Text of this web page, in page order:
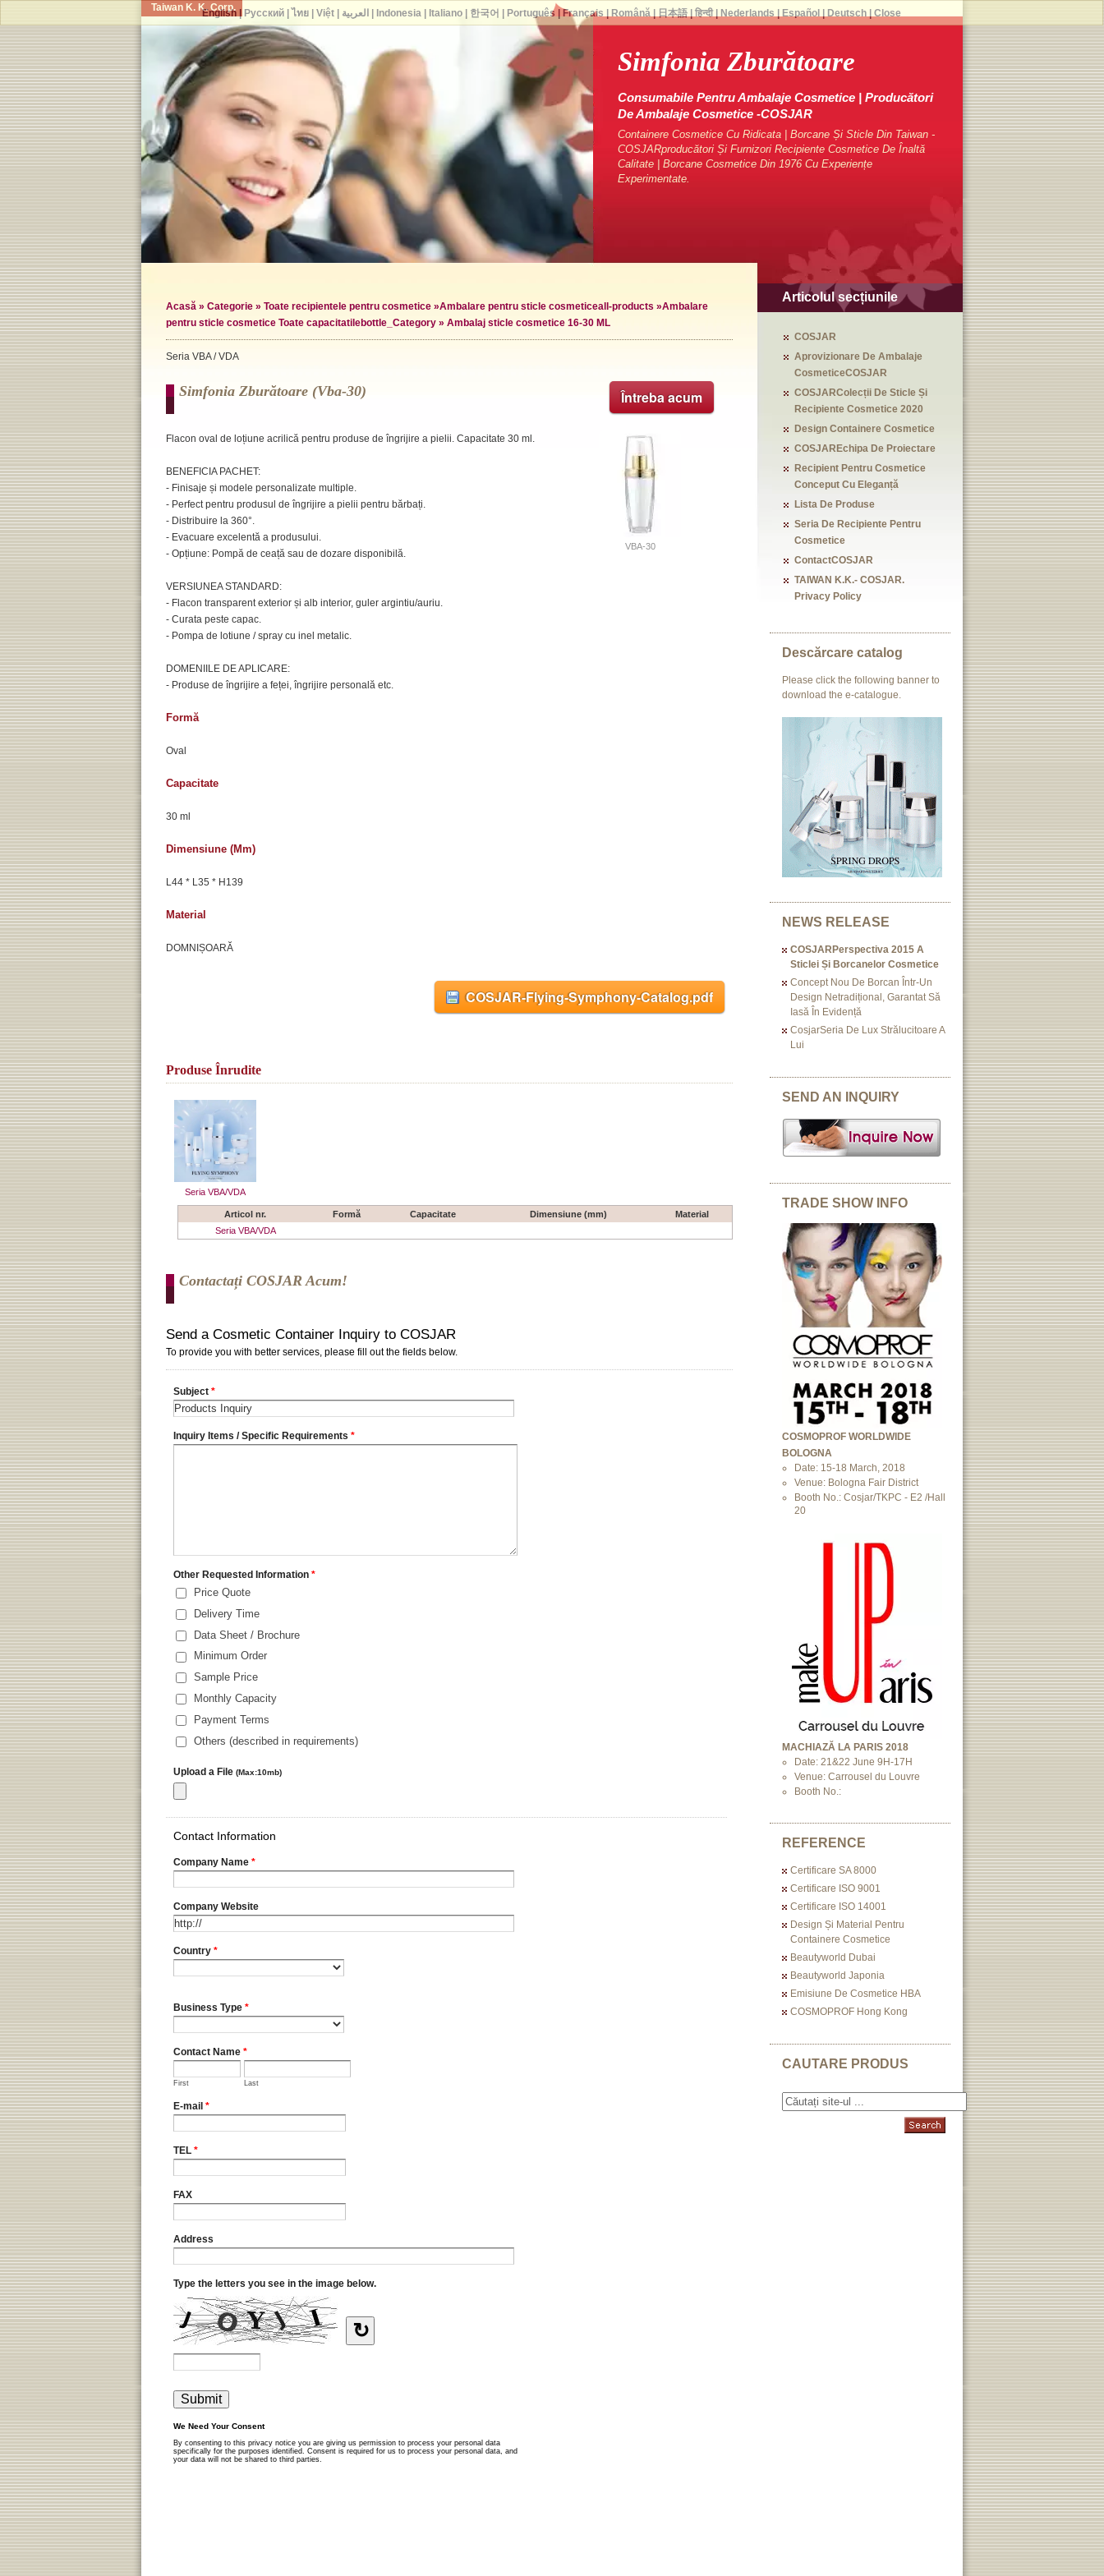
Taiwan K. K. Corp.
Simfonia Zburătoare
Consumabile Pentru Ambalaje Cosmetice | Producători
De Ambalaje Cosmetice -COSJAR
Containere Cosmetice Cu Ridicata | Borcane Și Sticle Din Taiwan -
COSJARproducători Și Furnizori Recipiente Cosmetice De Înaltă
Calitate | Borcane Cosmetice Din 1976 Cu Experiențe
Experimentate.
Acasă » Categorie » Toate recipientele pentru cosmetice »Ambalare pentru sticle cosmeticeall-products »Ambalare
pentru sticle cosmetice Toate capacitatilebottle_Category » Ambalaj sticle cosmetice 16-30 ML
Seria VBA / VDA
Întreba acum
Simfonia Zburătoare (vba-30)
VBA-30
Flacon oval de loțiune acrilică pentru produse de îngrijire a pielii. Capacitate 30 ml.
BENEFICIA PACHET:
- Finisaje și modele personalizate multiple.
- Perfect pentru produsul de îngrijire a pielii pentru bărbați.
- Distribuire la 360°.
- Evacuare excelentă a produsului.
- Opțiune: Pompă de ceață sau de dozare disponibilă.
VERSIUNEA STANDARD:
- Flacon transparent exterior și alb interior, guler argintiu/auriu.
- Curata peste capac.
- Pompa de lotiune / spray cu inel metalic.
DOMENIILE DE APLICARE:
- Produse de îngrijire a feței, îngrijire personală etc.
Formă
Oval
Capacitate
30 ml
Dimensiune (mm)
L44 * L35 * H139
Material
DOMNIȘOARĂ
COSJAR-Flying-Symphony-Catalog.pdf
Produse Înrudite
Seria VBA/VDA
Articol nr. Formă Capacitate Dimensiune (mm)
Material
Seria VBA/VDA
Contactați COSJAR Acum!
Articolul secțiunile
COSJAR
Aprovizionare De Ambalaje
CosmeticeCOSJAR
COSJARColecții De Sticle Și
Recipiente Cosmetice 2020
Design Containere Cosmetice
COSJAREchipa De Proiectare
Recipient Pentru Cosmetice
Conceput Cu Eleganță
Lista De Produse
Seria De Recipiente Pentru
Cosmetice
ContactCOSJAR
TAIWAN K.K.- COSJAR.
Privacy Policy
Descărcare catalog
Please click the following banner to
download the e-catalogue.
NEWS RELEASE
COSJARPerspectiva 2015 A
Sticlei Și Borcanelor Cosmetice
Concept Nou De Borcan Într-Un
Design Netradițional, Garantat Să
Iasă În Evidență
CosjarSeria De Lux Strălucitoare A
Lui
SEND AN INQUIRY
TRADE SHOW INFO
COSMOPROF WORLDWIDE
BOLOGNA
Date: 15-18 March, 2018
Venue: Bologna Fair District
Booth No.: Cosjar/TKPC - E2 /Hall
20
MACHIAZĂ LA PARIS 2018
Date: 21&22 June 9H-17H
Venue: Carrousel du Louvre
Booth No.:
REFERENCE
Certificare SA 8000
Certificare ISO 9001
Certificare ISO 14001
Design Și Material Pentru
Containere Cosmetice
Beautyworld Dubai
Beautyworld Japonia
Emisiune De Cosmetice HBA
COSMOPROF Hong Kong
CAUTARE PRODUS
English| Русский| ไทย| Việt| العربية Indonesia| Italiano| 한국어 Português Français Română| 日本語| हिन्दी| Nederlands Español Deutsch| Close